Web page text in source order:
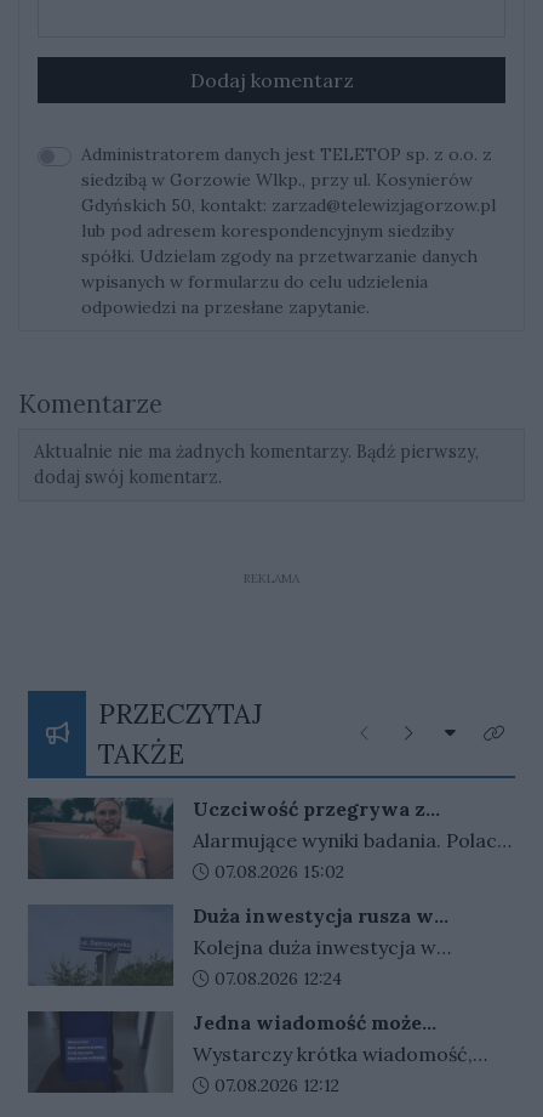
Dodaj komentarz
Administratorem danych jest TELETOP sp. z o.o. z
siedzibą w Gorzowie Wlkp., przy ul. Kosynierów
Gdyńskich 50, kontakt: zarzad@telewizjagorzow.pl
lub pod adresem korespondencyjnym siedziby
spółki. Udzielam zgody na przetwarzanie danych
wpisanych w formularzu do celu udzielenia
odpowiedzi na przesłane zapytanie.
Komentarze
Aktualnie nie ma żadnych komentarzy. Bądź pierwszy,
dodaj swój komentarz.
REKLAMA
PRZECZYTAJ
TAKŻE
Poprzednie
Następne
Rozwiń
Kliknij
Uczciwość przegrywa z
pieniędzmi. Tak tłumaczymy
finansowe przekręty
Alarmujące wyniki badania. Polacy
coraz częściej przymykają oko na
zadłużeni najłatwiej
usprawiedliwiają nieuczciwe
zachowania.
Data dodania artykułu:
07.08.2026 15:02
Duża inwestycja rusza w
Gorzowie. Umowa podpisana,
czas na prace
Kolejna duża inwestycja w
Gorzowie jest coraz bliżej
rozstrzygnięty, umowy z
wykonawcą są już podpisane, a
teraz trwają przygotowania do
Data dodania artykułu:
07.08.2026 12:24
Jedna wiadomość może
kosztować tysiące złotych.
Oszuści wykorzystują
wakacyjne wyjazdy
Wystarczy krótka wiadomość,
kilka zdań napisanych w
Data dodania artykułu:
07.08.2026 12:12